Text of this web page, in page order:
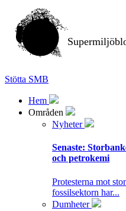
Stötta SMB
Hem
Områden
Nyheter
Senaste:
och petrokemi
Protesterna mot
fossilsektorn har...
Dumheter